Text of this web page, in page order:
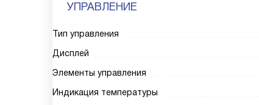
УПРАВЛЕНИЕ
Тип управления
Дисплей
Элементы управления
Индикация температуры